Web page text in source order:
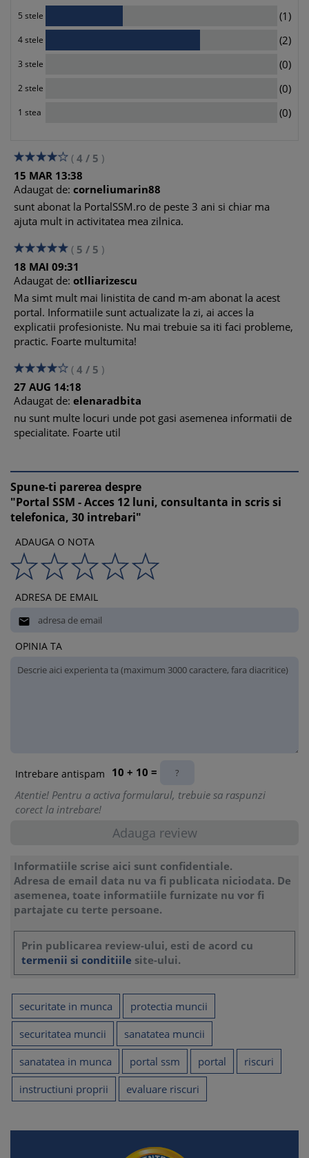
5 stele (1)
4 stele (2)
3 stele (0)
2 stele (0)
1 stea (0)
( 4 / 5 )
15 MAR 13:38
Adaugat de: corneliumarin88
sunt abonat la PortalSSM.ro de peste 3 ani si chiar ma
ajuta mult in activitatea mea zilnica.
( 5 / 5 )
18 MAI 09:31
Adaugat de: otlliarizescu
Ma simt mult mai linistita de cand m-am abonat la acest
portal. Informatiile sunt actualizate la zi, ai acces la
explicatii profesioniste. Nu mai trebuie sa iti faci probleme,
practic. Foarte multumita!
( 4 / 5 )
27 AUG 14:18
Adaugat de: elenaradbita
nu sunt multe locuri unde pot gasi asemenea informatii de
specialitate. Foarte util
Spune-ti parerea despre
"Portal SSM - Acces 12 luni, consultanta in scris si
telefonica, 30 intrebari"
ADAUGA O NOTA
ADRESA DE EMAIL

OPINIA TA
Intrebare antispam
10 + 10 =
Atentie! Pentru a activa formularul, trebuie sa raspunzi
corect la intrebare!
Informatiile scrise aici sunt confidentiale.
Adresa de email data nu va fi publicata niciodata. De
asemenea, toate informatiile furnizate nu vor fi
partajate cu terte persoane.
Prin publicarea review-ului, esti de acord cu
termenii si conditiile site-ului.
securitate in munca
protectia muncii
securitatea muncii
sanatatea muncii
sanatatea in munca
portal ssm portal
riscuri
instructiuni proprii
evaluare riscuri